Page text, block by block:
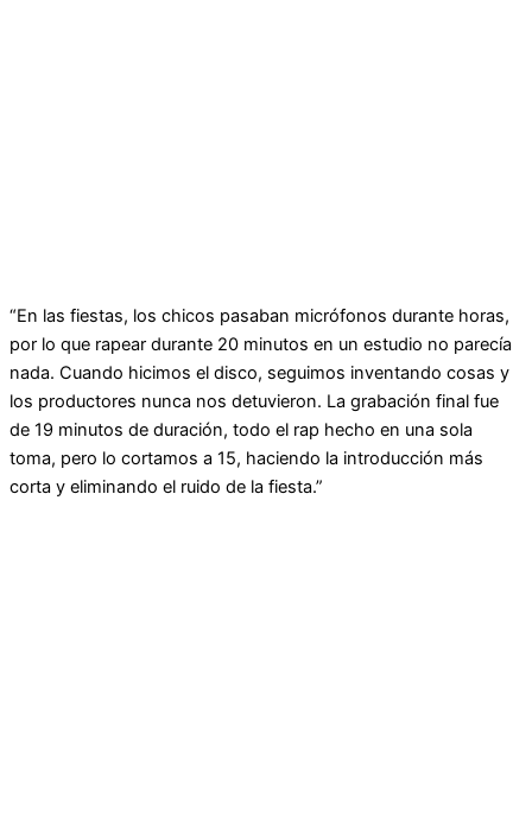
“En las fiestas, los chicos pasaban micrófonos durante horas,
por lo que rapear durante 20 minutos en un estudio no parecía
nada. Cuando hicimos el disco, seguimos inventando cosas y
los productores nunca nos detuvieron. La grabación final fue
de 19 minutos de duración, todo el rap hecho en una sola
toma, pero lo cortamos a 15, haciendo la introducción más
corta y eliminando el ruido de la fiesta.”